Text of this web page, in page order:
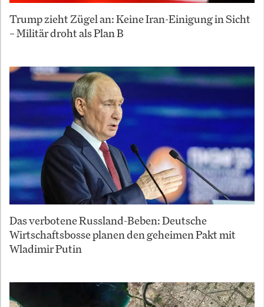
Trump zieht Zügel an: Keine Iran-Einigung in Sicht
– Militär droht als Plan B
Das verbotene Russland-Beben: Deutsche
Wirtschaftsbosse planen den geheimen Pakt mit
Wladimir Putin